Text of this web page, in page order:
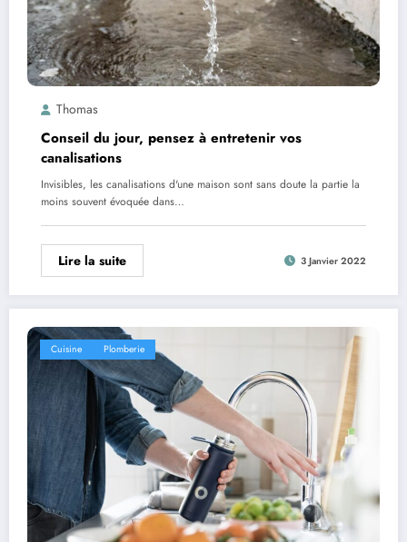
Thomas
Conseil du jour, pensez à entretenir vos
canalisations
Invisibles, les canalisations d'une maison sont sans doute la partie la
moins souvent évoquée dans…
Lire la suite 3 Janvier 2022
Cuisine Plomberie